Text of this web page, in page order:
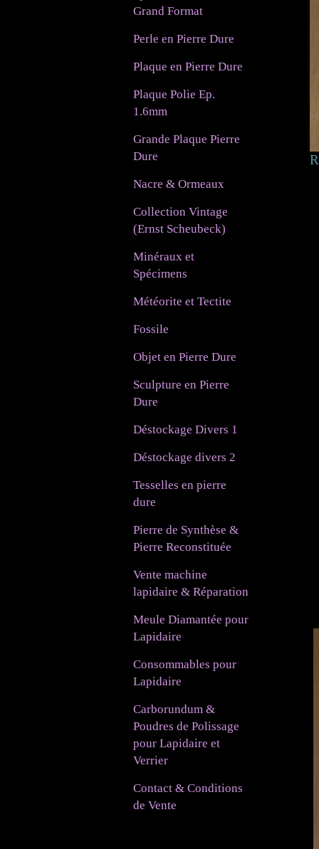
Grand Format
Perle en Pierre Dure
Plaque en Pierre Dure
Plaque Polie Ep.
1.6mm
Grande Plaque Pierre
Dure
Nacre & Ormeaux
Collection Vintage
(Ernst Scheubeck)
Minéraux et
Spécimens
Météorite et Tectite
Fossile
Objet en Pierre Dure
Sculpture en Pierre
Dure
Déstockage Divers 1
Déstockage divers 2
Tesselles en pierre
dure
Pierre de Synthèse &
Pierre Reconstituée
Vente machine
lapidaire & Réparation
Meule Diamantée pour
Lapidaire
Consommables pour
Lapidaire
Carborundum &
Poudres de Polissage
pour Lapidaire et
Verrier
Contact & Conditions
de Vente